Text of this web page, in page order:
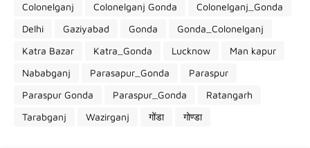
Colonelganj
Colonelganj Gonda
Colonelganj_Gonda
Delhi
Gaziyabad Gonda
Gonda_Colonelganj
Katra Bazar
Katra_Gonda Lucknow
Man kapur
Nababganj
Parasapur_Gonda
Paraspur
Paraspur Gonda
Paraspur_Gonda
Ratangarh
Tarabganj
Wazirganj गोंडा गोण्डा